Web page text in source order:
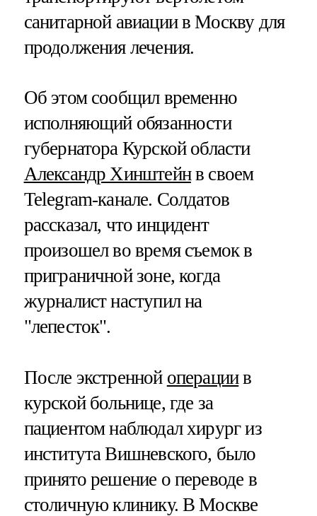
санитарной авиации в Москву для
продолжения лечения.
Об этом сообщил временно
исполняющий обязанности
губернатора Курской области
Александр Хинштейнв своем
Telegram-канале. Солдатов
рассказал, что инцидент
произошел во время съемок в
приграничной зоне, когда
журналист наступил на
"лепесток".
После экстренной операциив
курской больнице, где за
пациентом наблюдал хирург из
института Вишневского, было
принято решение о переводе в
столичную клинику. В Москве